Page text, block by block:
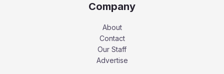
Company
About
Contact
Our Staff
Advertise